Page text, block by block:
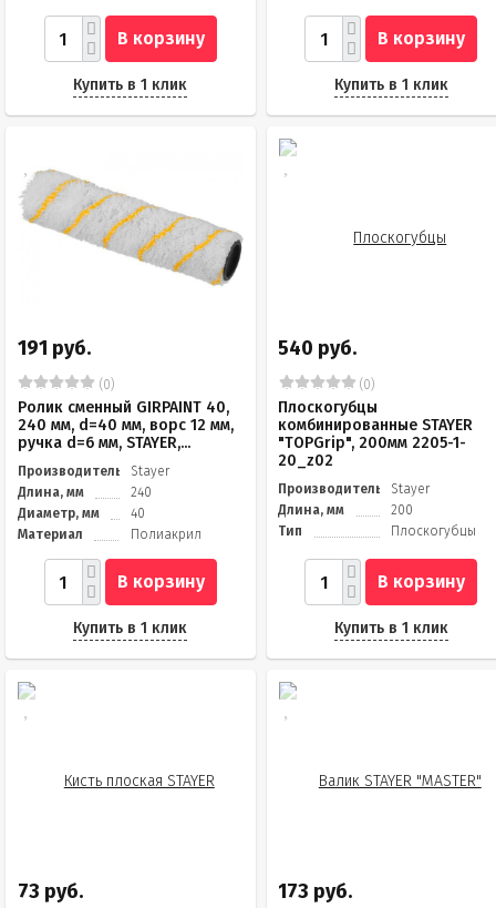
В корзину
Купить в 1 клик
В корзину
Купить в 1 клик
191 руб.
(0)
Ролик сменный GIRPAINT 40,
240 мм, d=40 мм, ворс 12 мм,
ручка d=6 мм, STAYER,...
Производитель
Stayer
Длина, мм
240
Диаметр, мм
40
Материал
Полиакрил
В корзину
Купить в 1 клик
540 руб.
(0)
Плоскогубцы
комбинированные STAYER
"TOPGrip", 200мм 2205-1-
20_z02
Производитель
Stayer
Длина, мм
200
Тип
Плоскогубцы
В корзину
Купить в 1 клик
73 руб. 173 руб.